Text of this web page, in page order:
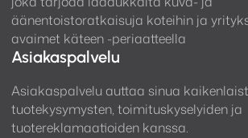
äänentoistoratkaisuja koteihin ja
avaimet käteen -periaatteella
Asiakaspalvelu
Asiakaspalvelu auttaa sinua
tuotekysymysten, toimituskyselyiden ja
tuotereklamaatioiden kanssa.